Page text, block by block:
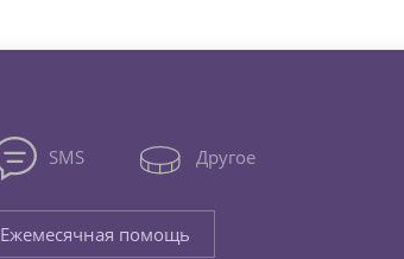
SMS Другое
Ежемесячная помощь